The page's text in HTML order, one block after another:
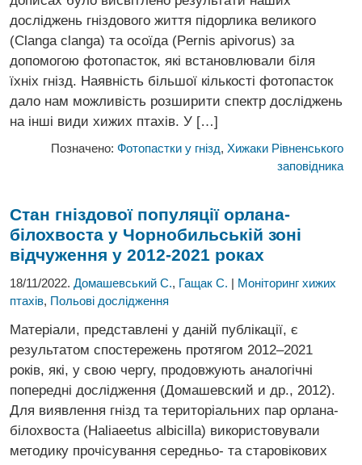
досліджень гніздового життя підорлика великого
(Clanga clanga) та осоїда (Pernis apivorus) за
допомогою фотопасток, які встановлювали біля
їхніх гнізд. Наявність більшої кількості фотопасток
дало нам можливість розширити спектр досліджень
на інші види хижих птахів. У […]
Позначено:Фотопастки у гнізд,Хижаки Рівненського
заповідника
Стан гніздової популяції орлана-
білохвоста у Чорнобильській зоні
відчуження у 2012-2021 роках
18/11/2022. Домашевський С., Гащак С. | Моніторинг хижих
птахів, Польові дослідження
Матеріали, представлені у даній публікації, є
результатом спостережень протягом 2012–2021
років, які, у свою чергу, продовжують аналогічні
попередні дослідження (Домашевский и др., 2012).
Для виявлення гнізд та територіальних пар орлана-
білохвоста (Haliaeetus albicilla) використовували
методику прочісування середньо- та старовікових